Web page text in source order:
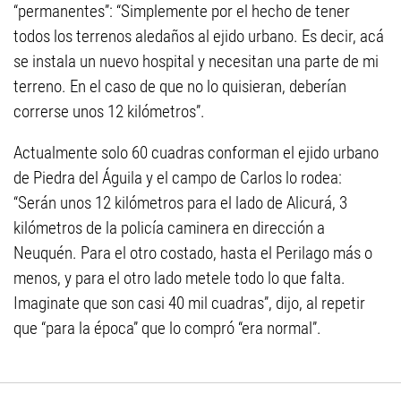
“permanentes”: “Simplemente por el hecho de tener
todos los terrenos aledaños al ejido urbano. Es decir, acá
se instala un nuevo hospital y necesitan una parte de mi
terreno. En el caso de que no lo quisieran, deberían
correrse unos 12 kilómetros”.
Actualmente solo 60 cuadras conforman el ejido urbano
de Piedra del Águila y el campo de Carlos lo rodea:
“Serán unos 12 kilómetros para el lado de Alicurá, 3
kilómetros de la policía caminera en dirección a
Neuquén. Para el otro costado, hasta el Perilago más o
menos, y para el otro lado metele todo lo que falta.
Imaginate que son casi 40 mil cuadras”, dijo, al repetir
que “para la época” que lo compró “era normal”.